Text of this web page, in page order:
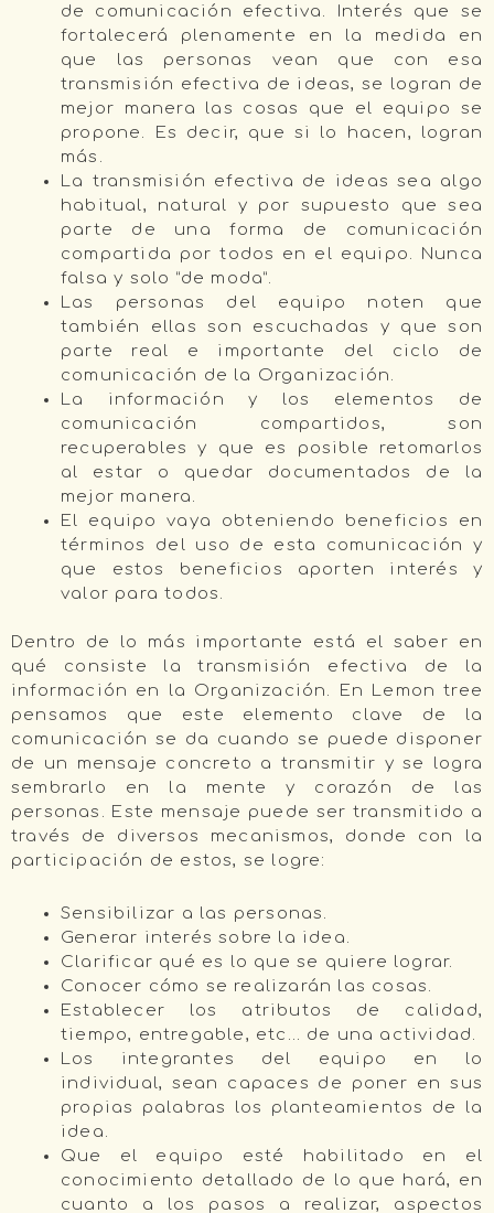
de comunicación efectiva. Interés que se
fortalecerá plenamente en la medida en
que las personas vean que con esa
transmisión efectiva de ideas, se logran de
mejor manera las cosas que el equipo se
propone. Es decir, que si lo hacen, logran
más.
La transmisión efectiva de ideas sea algo
habitual, natural y por supuesto que sea
parte de una forma de comunicación
compartida por todos en el equipo. Nunca
falsa y solo “de moda”.
Las personas del equipo noten que
también ellas son escuchadas y que son
parte real e importante del ciclo de
comunicación de la Organización.
La información y los elementos de
comunicación compartidos, son
recuperables y que es posible retomarlos
al estar o quedar documentados de la
mejor manera.
El equipo vaya obteniendo beneficios en
términos del uso de esta comunicación y
que estos beneficios aporten interés y
valor para todos.
Dentro de lo más importante está el saber en
qué consiste la transmisión efectiva de la
información en la Organización. En Lemon tree
pensamos que este elemento clave de la
comunicación se da cuando se puede disponer
de un mensaje concreto a transmitir y se logra
sembrarlo en la mente y corazón de las
personas. Este mensaje puede ser transmitido a
través de diversos mecanismos, donde con la
participación de estos, se logre:
Sensibilizar a las personas.
Generar interés sobre la idea.
Clarificar qué es lo que se quiere lograr.
Conocer cómo se realizarán las cosas.
Establecer los atributos de calidad,
tiempo, entregable, etc… de una actividad.
Los integrantes del equipo en lo
individual, sean capaces de poner en sus
propias palabras los planteamientos de la
idea.
Que el equipo esté habilitado en el
conocimiento detallado de lo que hará, en
cuanto a los pasos a realizar, aspectos